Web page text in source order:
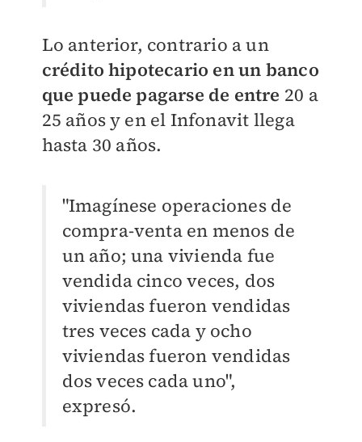
Lo anterior, contrario a un
crédito hipotecario en un banco
que puede pagarse de entre 20 a
25 años y en el Infonavit llega
hasta 30 años.
"Imagínese operaciones de
compra-venta en menos de
un año; una vivienda fue
vendida cinco veces, dos
viviendas fueron vendidas
tres veces cada y ocho
viviendas fueron vendidas
dos veces cada uno",
expresó.